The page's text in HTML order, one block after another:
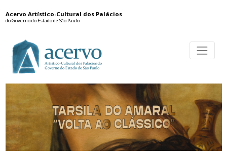
Acervo Artístico-Cultural dos Palácios
do Governo do Estado de São Paulo